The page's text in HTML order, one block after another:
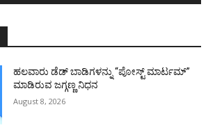
ಹಲವಾರು ಡೆಡ್ ಬಾಡಿಗಳನ್ನು “ಪೋಸ್ಟ್ ಮಾರ್ಟಮ್”
ಮಾಡಿರುವ ಜಗ್ಗಣ್ಣ ನಿಧನ
August 8, 2026